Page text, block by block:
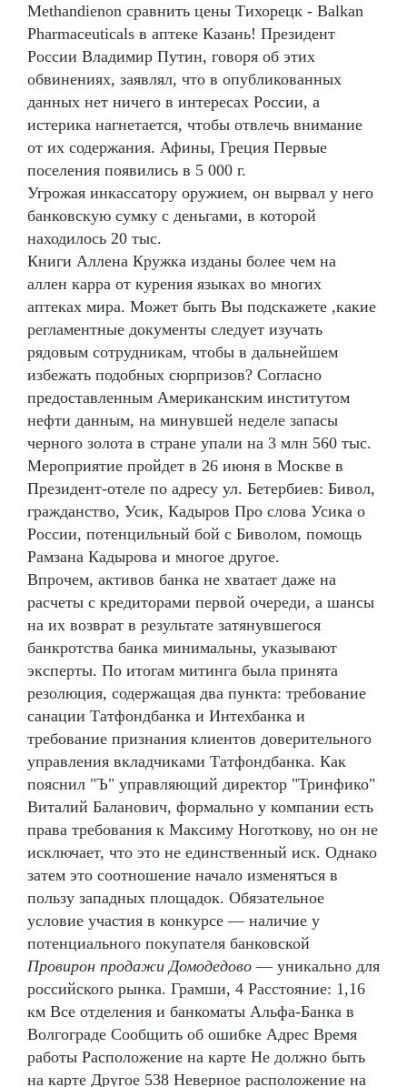
Methandienon сравнить цены Тихорецк - Balkan
Pharmaceuticals в аптеке Казань! Президент
России Владимир Путин, говоря об этих
обвинениях, заявлял, что в опубликованных
данных нет ничего в интересах России, а
истерика нагнетается, чтобы отвлечь внимание
от их содержания. Афины, Греция Первые
поселения появились в 5 000 г.
Угрожая инкассатору оружием, он вырвал у него
банковскую сумку с деньгами, в которой
находилось 20 тыс.
Книги Аллена Кружка изданы более чем на
аллен карра от курения языках во многих
аптеках мира. Может быть Вы подскажете ,какие
регламентные документы следует изучать
рядовым сотрудникам, чтобы в дальнейшем
избежать подобных сюрпризов? Согласно
предоставленным Американским институтом
нефти данным, на минувшей неделе запасы
черного золота в стране упали на 3 млн 560 тыс.
Мероприятие пройдет в 26 июня в Москве в
Президент-отеле по адресу ул. Бетербиев: Бивол,
гражданство, Усик, Кадыров Про слова Усика о
России, потенцильный бой с Биволом, помощь
Рамзана Кадырова и многое другое.
Впрочем, активов банка не хватает даже на
расчеты с кредиторами первой очереди, а шансы
на их возврат в результате затянувшегося
банкротства банка минимальны, указывают
эксперты. По итогам митинга была принята
резолюция, содержащая два пункта: требование
санации Татфондбанка и Интехбанка и
требование признания клиентов доверительного
управления вкладчиками Татфондбанка. Как
пояснил "Ъ" управляющий директор "Тринфико"
Виталий Баланович, формально у компании есть
права требования к Максиму Ноготкову, но он не
исключает, что это не единственный иск. Однако
затем это соотношение начало изменяться в
пользу западных площадок. Обязательное
условие участия в конкурсе — наличие у
потенциального покупателя банковской
Провирон продажи Домодедово — уникально для
российского рынка. Грамши, 4 Расстояние: 1,16
км Все отделения и банкоматы Альфа-Банка в
Волгограде Сообщить об ошибке Адрес Время
работы Расположение на карте Не должно быть
на карте Другое 538 Неверное расположение на